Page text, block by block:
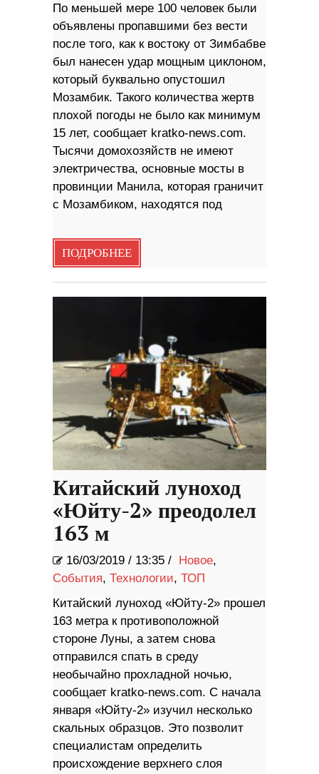
По меньшей мере 100 человек были
объявлены пропавшими без вести
после того, как к востоку от Зимбабве
был нанесен удар мощным циклоном,
который буквально опустошил
Мозамбик. Такого количества жертв
плохой погоды не было как минимум
15 лет, сообщает kratko-news.com.
Тысячи домохозяйств не имеют
электричества, основные мосты в
провинции Манила, которая граничит
с Мозамбиком, находятся под
ПОДРОБНЕЕ
Китайский луноход
«Юйту-2» преодолел
163 м
16/03/2019 / 13:35 / Новое,
События, Технологии, ТОП
Китайский луноход «Юйту-2» прошел
163 метра к противоположной
стороне Луны, а затем снова
отправился спать в среду
необычайно прохладной ночью,
сообщает kratko-news.com. С начала
января «Юйту-2» изучил несколько
скальных образцов. Это позволит
специалистам определить
происхождение верхнего слоя